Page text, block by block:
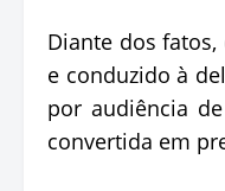
Diante dos
e conduzido à
por audiência
convertida em